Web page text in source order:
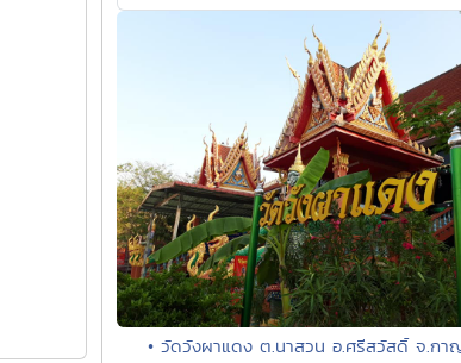
• วัดวังผาแดง ต.นาสวน อ.ศรีสวัสดิ์ จ.กา